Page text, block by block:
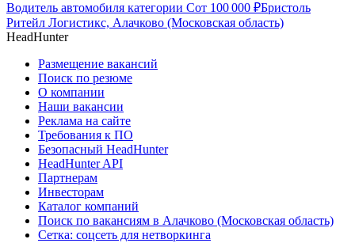
Водитель автомобиля категории Сот 100 000 ₽Бристоль
Ритейл Логистикс, Алачково (Московская область)
HeadHunter
Размещение вакансий
Поиск по резюме
О компании
Наши вакансии
Реклама на сайте
Требования к ПО
Безопасный HeadHunter
HeadHunter API
Партнерам
Инвесторам
Каталог компаний
Поиск по вакансиям в Алачково (Московская область)
Сетка: соцсеть для нетворкинга